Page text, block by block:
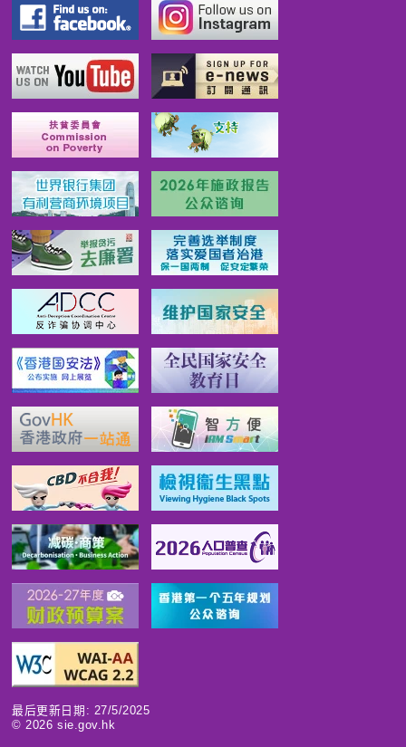
最后更新日期: 27/5/2025
©2026 sie.gov.hk